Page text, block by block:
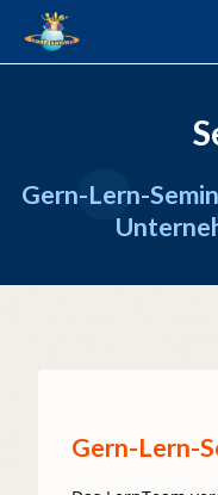
Gern-Lern-
Gern-Lern-